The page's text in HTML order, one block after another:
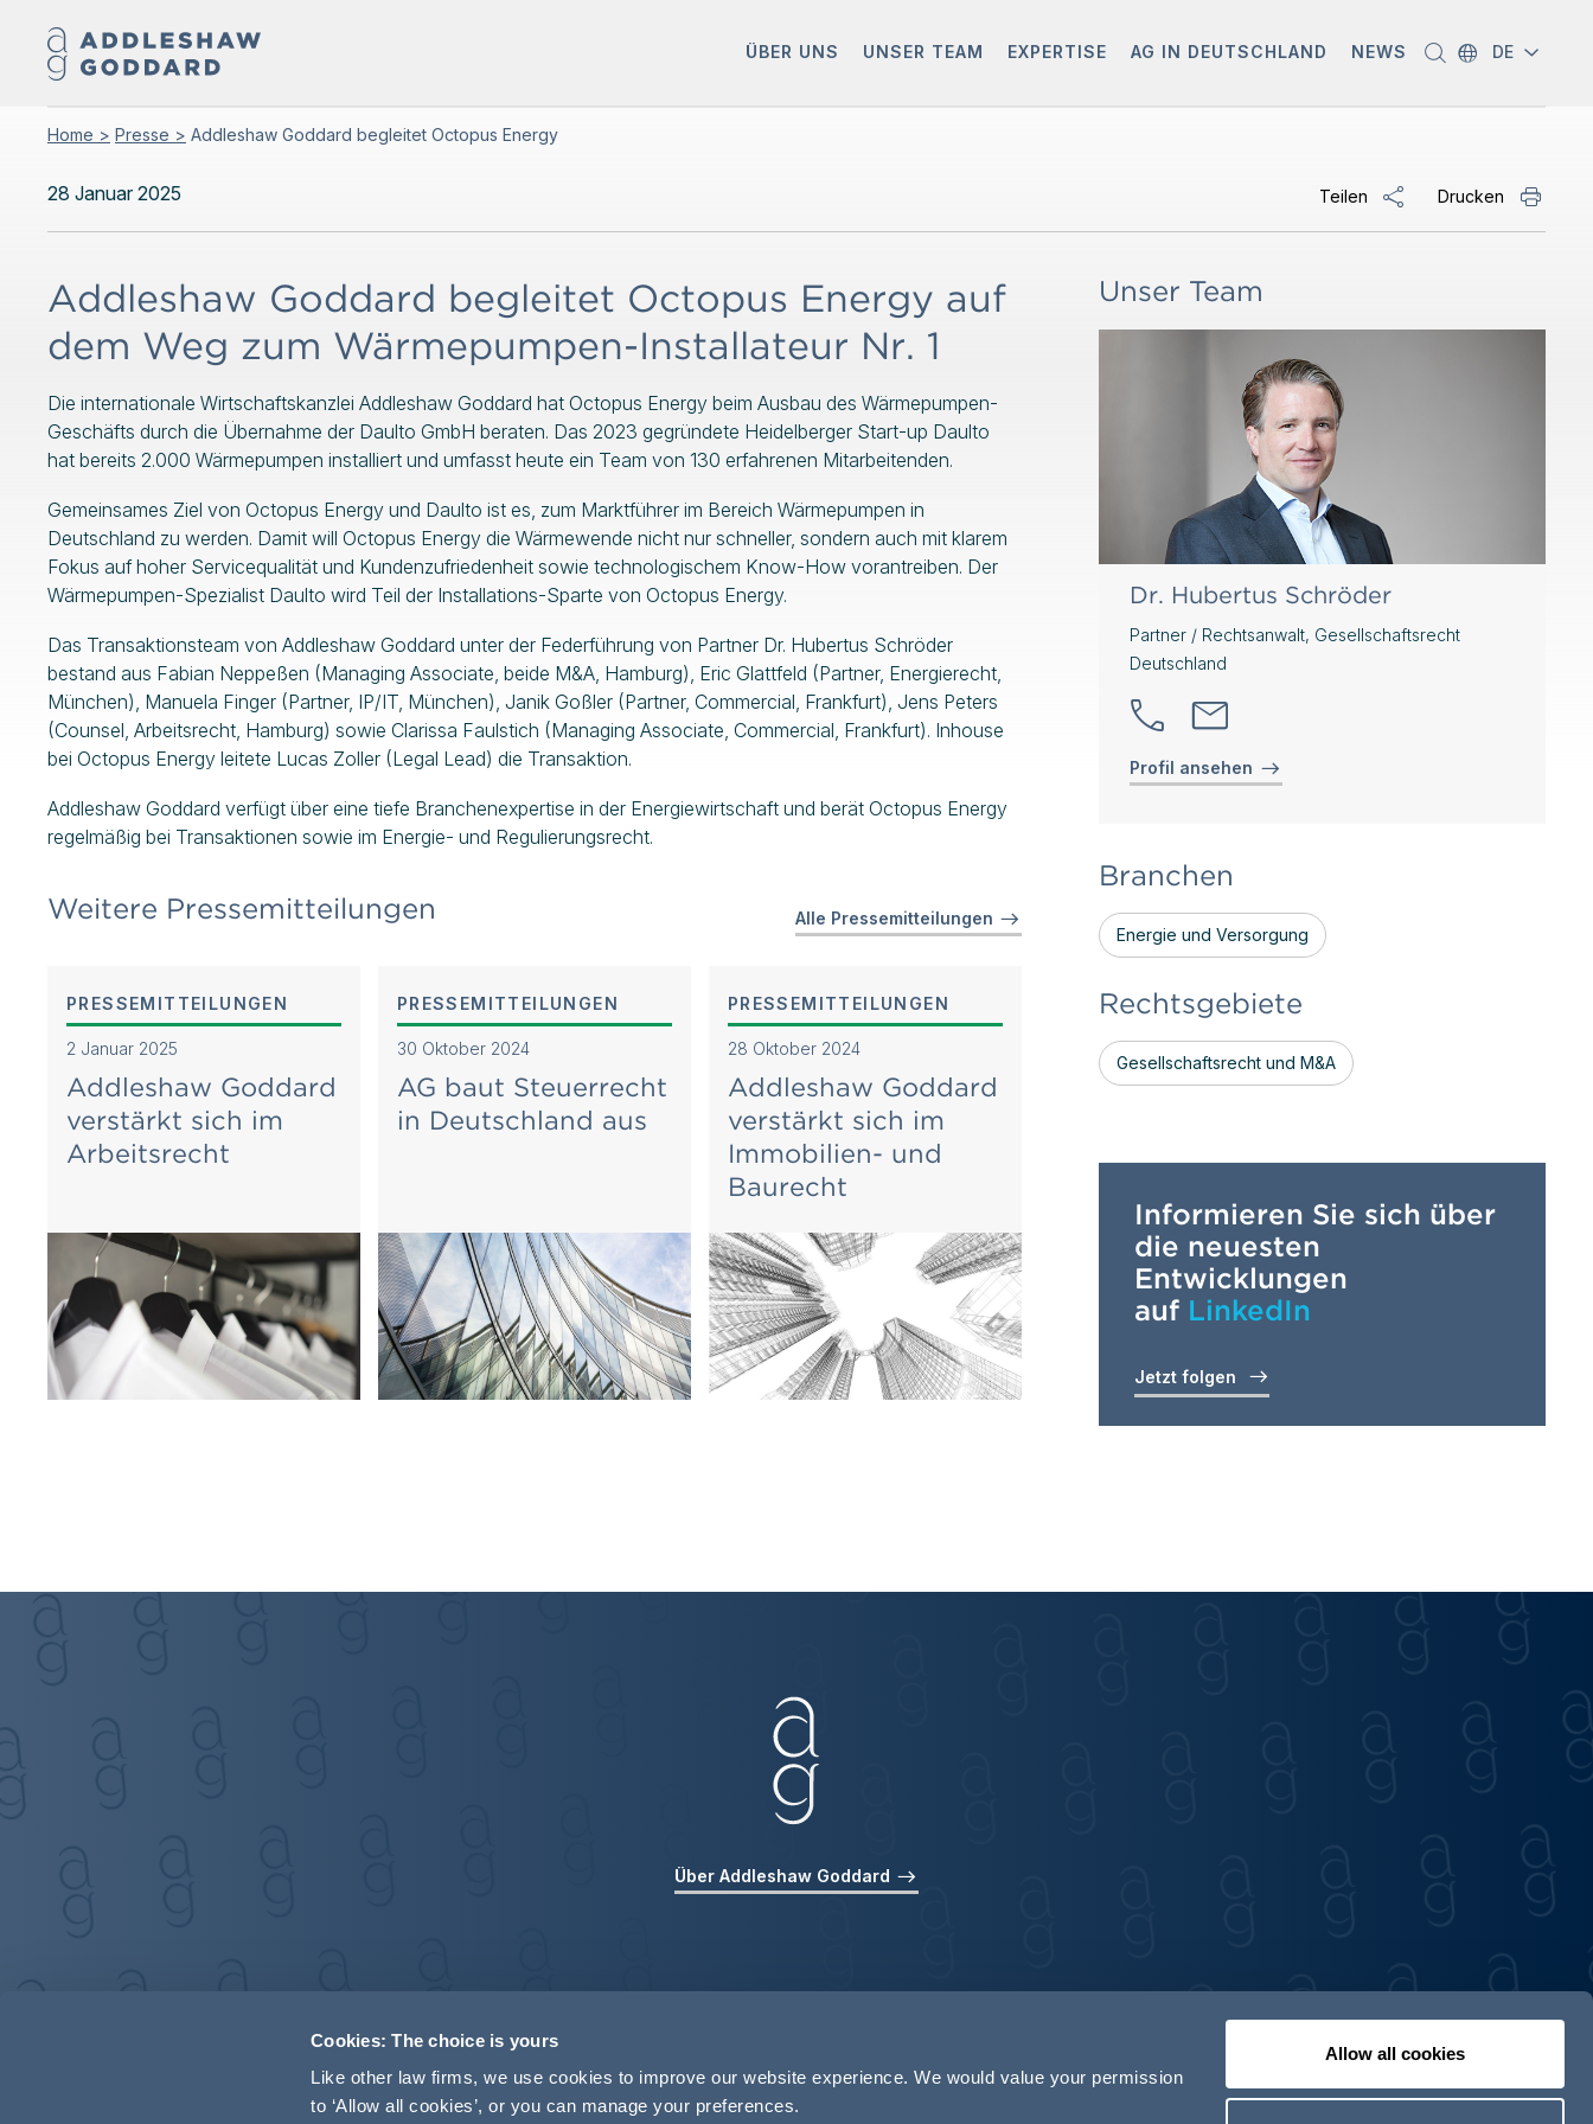
Cookies: The choice is yours
Like other law firms, we use cookies to improve our website experience. We would value your permission
to ‘Allow all cookies’, or you can manage your preferences.
Allow all cookies
ÜBER UNS UNSER TEAM EXPERTISE AG IN DEUTSCHLAND NEWS DE
Home > Presse > Addleshaw Goddard begleitet Octopus Energy
28 Januar 2025 Teilen Drucken
Addleshaw Goddard begleitet Octopus Energy auf
dem Weg zum Wärmepumpen-Installateur Nr. 1
Die internationale Wirtschaftskanzlei Addleshaw Goddard hat Octopus Energy beim Ausbau des Wärmepumpen-
Geschäfts durch die Übernahme der Daulto GmbH beraten. Das 2023 gegründete Heidelberger Start-up Daulto
hat bereits 2.000 Wärmepumpen installiert und umfasst heute ein Team von 130 erfahrenen Mitarbeitenden.
Gemeinsames Ziel von Octopus Energy und Daulto ist es, zum Marktführer im Bereich Wärmepumpen in
Deutschland zu werden. Damit will Octopus Energy die Wärmewende nicht nur schneller, sondern auch mit klarem
Fokus auf hoher Servicequalität und Kundenzufriedenheit sowie technologischem Know-How vorantreiben. Der
Wärmepumpen-Spezialist Daulto wird Teil der Installations-Sparte von Octopus Energy.
Das Transaktionsteam von Addleshaw Goddard unter der Federführung von Partner Dr. Hubertus Schröder
bestand aus Fabian Neppeßen (Managing Associate, beide M&A, Hamburg), Eric Glattfeld (Partner, Energierecht,
München), Manuela Finger (Partner, IP/IT, München), Janik Goßler (Partner, Commercial, Frankfurt), Jens Peters
(Counsel, Arbeitsrecht, Hamburg) sowie Clarissa Faulstich (Managing Associate, Commercial, Frankfurt). Inhouse
bei Octopus Energy leitete Lucas Zoller (Legal Lead) die Transaktion.
Addleshaw Goddard verfügt über eine tiefe Branchenexpertise in der Energiewirtschaft und berät Octopus Energy
regelmäßig bei Transaktionen sowie im Energie- und Regulierungsrecht.
Weitere Pressemitteilungen Alle Pressemitteilungen
PRESSEMITTEILUNGEN
2 Januar 2025
Addleshaw Goddard
verstärkt sich im
Arbeitsrecht
PRESSEMITTEILUNGEN
30 Oktober 2024
AG baut Steuerrecht
in Deutschland aus
PRESSEMITTEILUNGEN
28 Oktober 2024
Addleshaw Goddard
verstärkt sich im
Immobilien- und
Baurecht
Unser Team
Dr. Hubertus Schröder
Partner / Rechtsanwalt, Gesellschaftsrecht
Deutschland
Profil ansehen
Branchen
Energie und Versorgung
Rechtsgebiete
Gesellschaftsrecht und M&A
Informieren Sie sich über
die neuesten
Entwicklungen
auf LinkedIn
Jetzt folgen
Über Addleshaw Goddard
Unser Team